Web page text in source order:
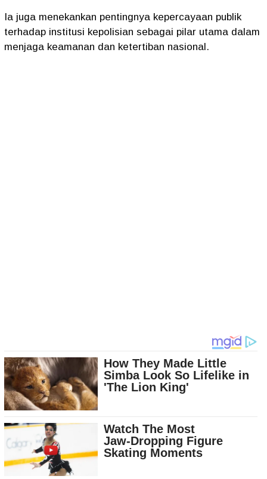
Ia juga menekankan pentingnya kepercayaan publik
terhadap institusi kepolisian sebagai pilar utama dalam
menjaga keamanan dan ketertiban nasional.